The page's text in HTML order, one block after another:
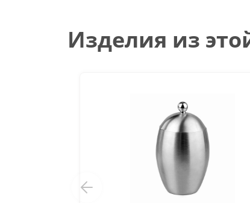
Изделия из